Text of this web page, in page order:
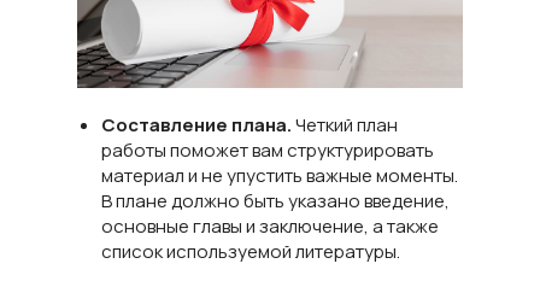
Составление плана.Четкий план
работы поможет вам структурировать
материал и не упустить важные моменты.
В плане должно быть указано введение,
основные главы и заключение, а также
список используемой литературы.